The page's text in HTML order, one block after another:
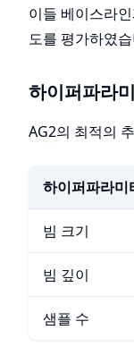
이들 베이스라
도를 평가하였
하이퍼파라
AG2의 최적의
하이퍼파라미
빔 크기
빔 깊이
샘플 수